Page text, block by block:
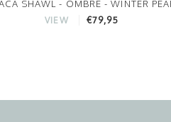
SHAWL - OMBRE - WINTER
VIEW €79,95